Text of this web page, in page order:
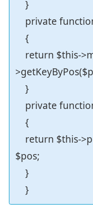
}
private
{
return $this-
}
private
{
return $this-
$pos;
}
}